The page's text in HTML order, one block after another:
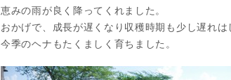
恵みの雨が良く降ってくれました。
おかげで、成長が遅くなり収穫時期も少し遅れは
今季のヘナもたくましく育ちました。